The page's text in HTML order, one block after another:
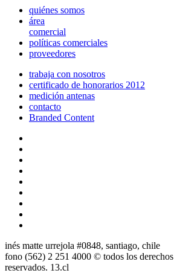
quiénes somos
área
comercial
políticas comerciales
proveedores
trabaja con nosotros
certificado de honorarios 2012
medición antenas
contacto
Branded Content
inés matte urrejola #0848, santiago, chile
fono (562) 2 251 4000 © todos los derechos
reservados. 13.cl